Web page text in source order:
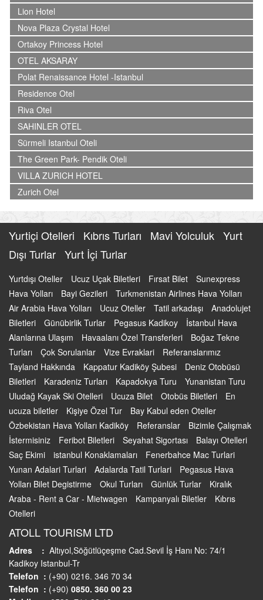
Lion Hotel
Nova Plaza Crystal Hotel
Ortakoy Princess Hotel
OTEL AKSARAY
Polat Renaissance Hotel -Istanbul
Residence Otel
Riva Otel
SAHINLER OTEL
Sürmeli Istanbul Oteli
The Green Park- Pendik Oteli
VILLA ZURICH HOTEL
Zurich Otel
Yurtiçi Otelleri Kıbrıs Turları Mavi Yolculuk Yurt
Dışı Turlar Yurt İçi Turlar
Yurtdışı Oteller Ucuz Uçak Biletleri Fırsat Bilet
Sunexpress
Hava Yolları
Bayi Gezileri
Turkmenistan Airlines Hava Yolları
Air Arabia Hava Yolları
Ucuz Oteller Tatil arkadaşı
Anadolujet
Biletleri
Günübirlik Turlar Pegasus Kadikoy
İstanbul Hava
Alanlarına Ulaşım
Havaalanı Özel Transferleri
Boğaz Tekne
Turları
Çok Sorulanlar Vize Evraklari
Referanslarımız
Tayland Hakkında
Kappatur Kadiköy Şubesi
Deniz Otobüsü
Biletleri
Karadeniz Turları Kapadokya Turu
Yunanistan Turu
Uludağ Kayak Ski Otelleri
Ucuza Bilet Otobüs Biletleri
En
ucuza biletler
Kişiye Özel Tur
Bay Kabul eden Oteller
Özbekistan Hava Yolları Kadiköy
Referanslar
Bizimle Çalışmak
İstermisiniz
Feribot Biletleri Seyahat Sigortası
Balayı Otelleri
Saç Ekimi
istanbul Konaklamaları
Fenerbahce Mac Turlari
Yunan Adalari Turlari
Adalarda Tatil Turlari
Pegasus Hava
Yolları Bilet Degistirme
Okul Turları Günlük Turlar
Kiralık
Araba - Rent a Car - Mietwagen
Kampanyalı Biletler
Kıbrıs
Otelleri
ATOLL TOURISM LTD
Adres : Altıyol,Söğütlüçeşme Cad.Sevil İş Hanı No: 74/1
Kadikoy Istanbul-Tr
Telefon : (+90) 0216. 346 70 34
Telefon : (+90) 0850. 360 00 23